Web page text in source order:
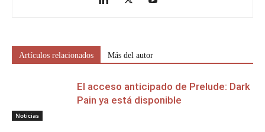
Artículos relacionados Más del autor
Noticias
El acceso anticipado de Prelude: Dark
Pain ya está disponible